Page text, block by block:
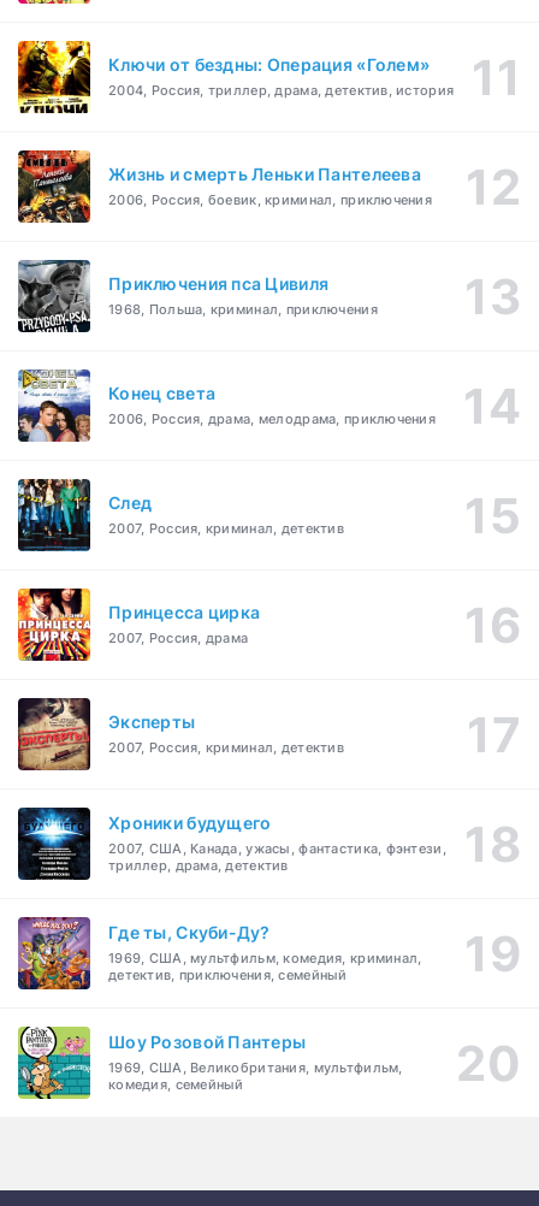
Ключи от бездны: Операция «Голем»
2004, Россия, триллер, драма, детектив, история
Жизнь и смерть Леньки Пантелеева
2006, Россия, боевик, криминал, приключения
Приключения пса Цивиля
1968, Польша, криминал, приключения
Конец света
2006, Россия, драма, мелодрама, приключения
След
2007, Россия, криминал, детектив
Принцесса цирка
2007, Россия, драма
Эксперты
2007, Россия, криминал, детектив
Хроники будущего
2007, США, Канада, ужасы, фантастика, фэнтези,
триллер, драма, детектив
Где ты, Скуби-Ду?
1969, США, мультфильм, комедия, криминал,
детектив, приключения, семейный
Шоу Розовой Пантеры
1969, США, Великобритания, мультфильм,
комедия, семейный